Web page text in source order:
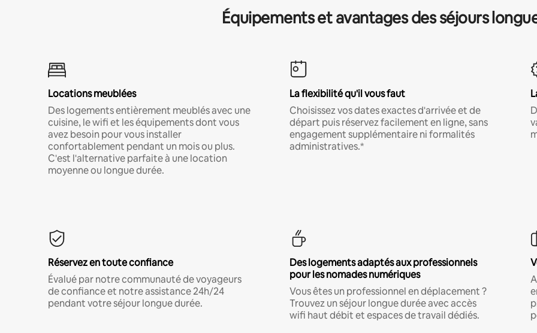
Équipements et avantages des séjours
Locations meublées
Des logements entièrement meublés avec une
cuisine, le wifi et les équipements dont vous
avez besoin pour vous installer
confortablement pendant un mois ou plus.
C'est l'alternative parfaite à une location
moyenne ou longue durée.
La flexibilité qu'il vous faut
Choisissez vos dates exactes d'arrivée et de
départ puis réservez facilement en ligne, sans
engagement supplémentaire ni formalités
administratives.*
Réservez en toute confiance
Évalué par notre communauté de voyageurs
de confiance et notre assistance 24h/24
pendant votre séjour longue durée.
Des logements adaptés aux professionnels
pour les nomades numériques
Vous êtes un professionnel en déplacement ?
Trouvez un séjour longue durée avec accès
wifi haut débit et espaces de travail dédiés.